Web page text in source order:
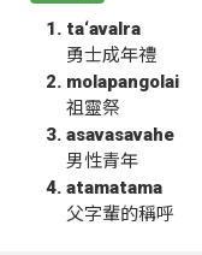
ta‘avalra
勇士成年禮
molapangolai
祖靈祭
asavasavahe
男性青年
atamatama
父字輩的稱呼